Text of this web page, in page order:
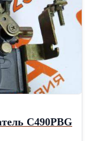
C490PBG